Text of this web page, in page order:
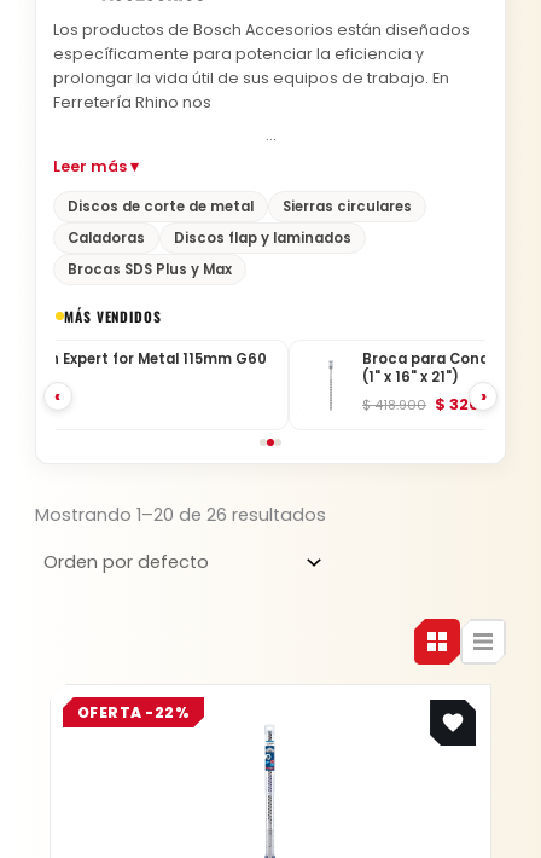
Los productos de Bosch Accesorios están diseñados
específicamente para potenciar la eficiencia y
prolongar la vida útil de sus equipos de trabajo. En
Ferretería Rhino nos
…
Discos de corte de metal
Sierras circulares
Caladoras
Discos flap y laminados
Brocas SDS Plus y Max
MÁS VENDIDOS
was:
is:
Broca para Concreto Bosch PRO SDS max-4
‹ ›
Mostrando 1–20 de 26 resultados
OFERTA -22%
was:
$ 294.400.
is:
$ 229.632.